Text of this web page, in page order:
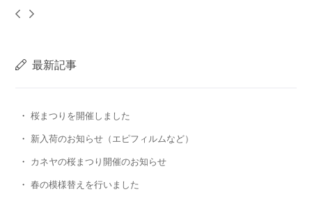
最新記事
桜まつりを開催しました
新入荷のお知らせ（エピフィルムなど）
カネヤの桜まつり開催のお知らせ
春の模様替えを行いました